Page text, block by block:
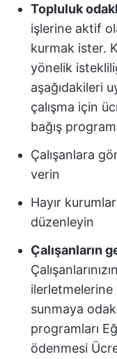
Topluluk
işlerine aktif
kurmak ister.
yönelik
aşağıdakileri
çalışma için
bağış
Çalışanlara
verin
Hayır
düzenleyin
Çalışanların
ilerletmelerine
sunmaya
programları
ödenmesi